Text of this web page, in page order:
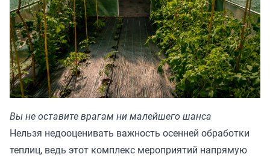
Вы не оставите врагам ни малейшего шанса
Нельзя недооценивать важность осенней обработки
теплиц, ведь этот комплекс мероприятий напрямую